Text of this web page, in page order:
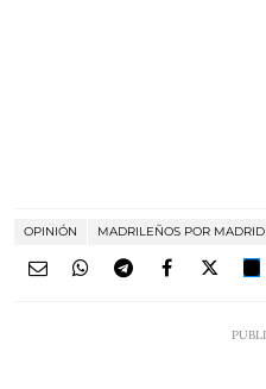
OPINIÓN MADRILEÑOS POR MADRID